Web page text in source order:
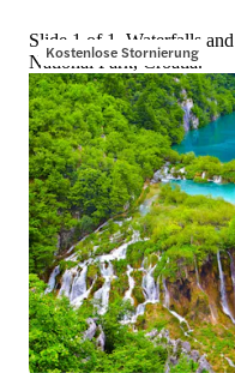
Kostenlose Stornierung
Slide 1 of 1, Waterfalls
National Park, Croatia.